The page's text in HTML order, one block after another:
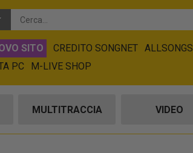
SITO CREDITO SONGNET ALLSONGS
PC M-LIVE SHOP
MULTITRACCIA VIDEO